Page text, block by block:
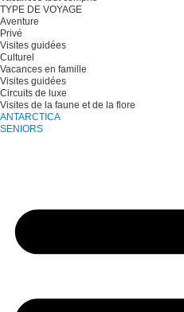
TYPE DE VOYAGE
Aventure
Privé
Visites guidées
Culturel
Vacances en famille
Visites guidées
Circuits de luxe
Visites de la faune et de la flore
ANTARCTICA
SENIORS